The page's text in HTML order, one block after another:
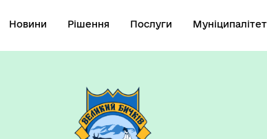
Новини Рішення Послуги Муніципалітет